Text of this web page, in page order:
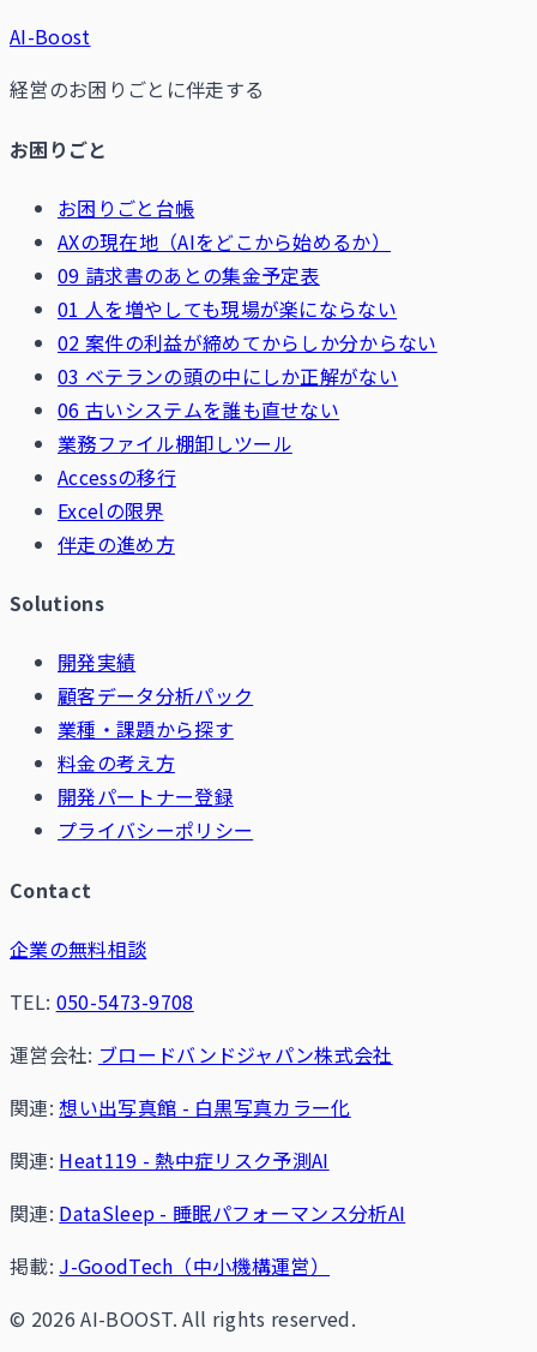
AI-Boost
経営のお困りごとに伴走する
お困りごと
お困りごと台帳
AXの現在地（AIをどこから始めるか）
09 請求書のあとの集金予定表
01 人を増やしても現場が楽にならない
02 案件の利益が締めてからしか分からない
03 ベテランの頭の中にしか正解がない
06 古いシステムを誰も直せない
業務ファイル棚卸しツール
Accessの移行
Excelの限界
伴走の進め方
Solutions
開発実績
顧客データ分析パック
業種・課題から探す
料金の考え方
開発パートナー登録
プライバシーポリシー
Contact
企業の無料相談
TEL: 050-5473-9708
運営会社: ブロードバンドジャパン株式会社
関連:想い出写真館 - 白黒写真カラー化
関連: Heat119 - 熱中症リスク予測AI
関連: DataSleep - 睡眠パフォーマンス分析AI
掲載: J-GoodTech（中小機構運営）
© 2026 AI-BOOST. All rights reserved.